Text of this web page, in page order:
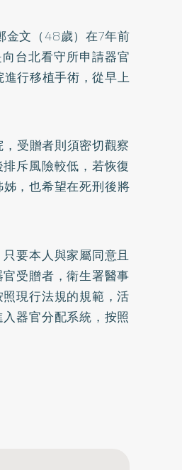
金文（48歲）在7年前
台北看守所申請器官
行移植手術，從早上
受贈者則須密切觀察
斥風險較低，若恢復
，也希望在死刑後將
要本人與家屬同意且
受贈者，衛生署醫事
現行法規的規範，活
器官分配系統，按照